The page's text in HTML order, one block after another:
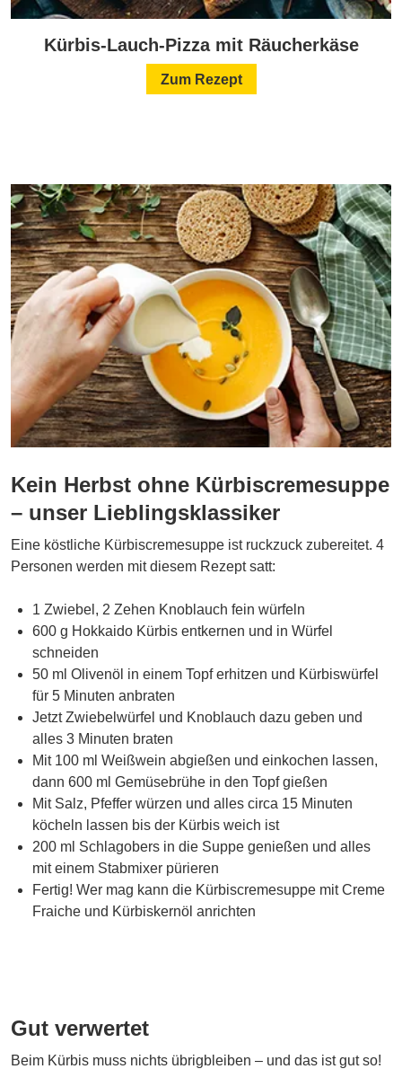
Kürbis-Lauch-Pizza mit Räucherkäse
Zum Rezept
Kein Herbst ohne Kürbiscremesuppe
– unser Lieblingsklassiker
Eine köstliche Kürbiscremesuppe ist ruckzuck zubereitet. 4
Personen werden mit diesem Rezept satt:
1 Zwiebel, 2 Zehen Knoblauch fein würfeln
600 g Hokkaido Kürbis entkernen und in Würfel
schneiden
50 ml Olivenöl in einem Topf erhitzen und Kürbiswürfel
für 5 Minuten anbraten
Jetzt Zwiebelwürfel und Knoblauch dazu geben und
alles 3 Minuten braten
Mit 100 ml Weißwein abgießen und einkochen lassen,
dann 600 ml Gemüsebrühe in den Topf gießen
Mit Salz, Pfeffer würzen und alles circa 15 Minuten
köcheln lassen bis der Kürbis weich ist
200 ml Schlagobers in die Suppe genießen und alles
mit einem Stabmixer pürieren
Fertig! Wer mag kann die Kürbiscremesuppe mit Creme
Fraiche und Kürbiskernöl anrichten
Gut verwertet
Beim Kürbis muss nichts übrigbleiben – und das ist gut so!